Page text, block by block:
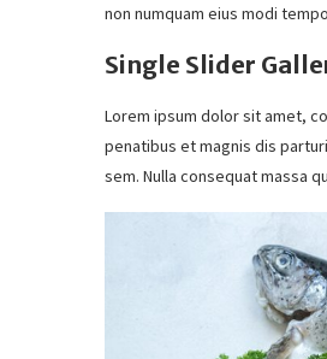
non numquam eius modi
Single Slider
Lorem ipsum dolor sit amet,
penatibus et magnis dis
sem. Nulla consequat massa